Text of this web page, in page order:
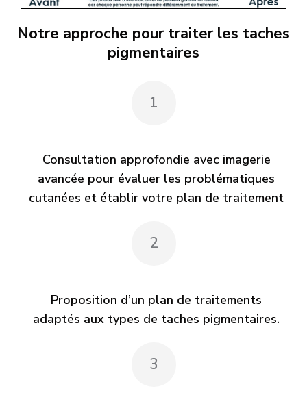
Notre approche pour traiter les taches
pigmentaires
1
Consultation approfondie avec imagerie
avancée pour évaluer les problématiques
cutanées et établir votre plan de traitement
2
Proposition d’un plan de traitements
adaptés aux types de taches pigmentaires.
3